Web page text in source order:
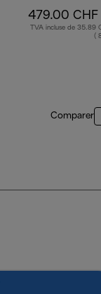
479.00 CHF
TVA incluse de 35.89
(
Comparer